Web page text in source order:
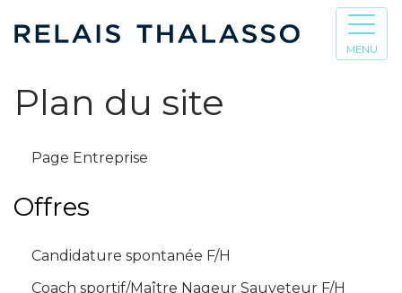
MENU
Plan du site
Page Entreprise
Offres
Candidature spontanée F/H
Coach sportif/Maître Nageur Sauveteur F/H